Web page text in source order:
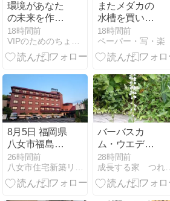
環境があなた
の未来を作り
ます！！
18時間前
またメダカの
水槽を買いま
した
18時間前
ペーパー・写・楽
8月5日 福岡県
八女市福島白
壁の町並みH
様木塀修繕工
事完成
26時間前
バーバスカ
ム・ウエディ
ングキャンド
ル
28時間前
成長する家 つれづれ日記